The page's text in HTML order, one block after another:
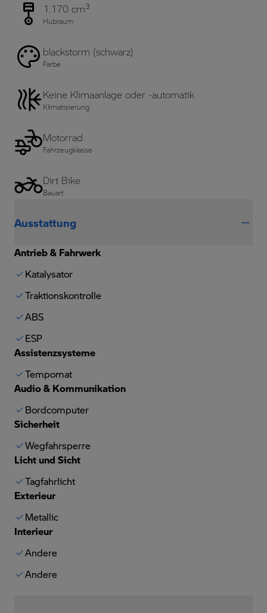
1.170 cm3
Hubraum
blackstorm (schwarz)
Farbe
Keine Klimaanlage oder -automatik
Klimatisierung
Motorrad
Fahrzeugklasse
Dirt Bike
Bauart
Ausstattung
Antrieb & Fahrwerk
Katalysator
Traktionskontrolle
ABS
ESP
Assistenzsysteme
Tempomat
Audio & Kommunikation
Bordcomputer
Sicherheit
Wegfahrsperre
Licht und Sicht
Tagfahrlicht
Exterieur
Metallic
Interieur
Andere
Andere